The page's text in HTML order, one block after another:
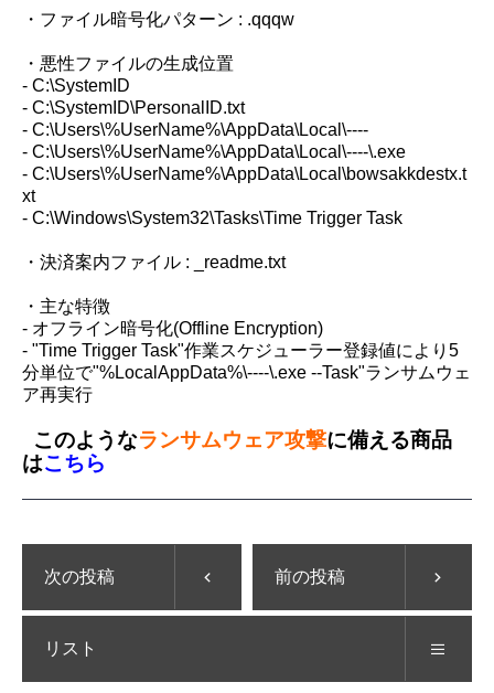
・ファイル暗号化パターン : .qqqw
・悪性ファイルの生成位置
- C:\SystemID
- C:\SystemID\PersonalID.txt
- C:\Users\%UserName%\AppData\Local\----
- C:\Users\%UserName%\AppData\Local\----\.exe
- C:\Users\%UserName%\AppData\Local\bowsakkdestx.t
xt
- C:\Windows\System32\Tasks\Time Trigger Task
・決済案内ファイル : _readme.txt
・主な特徴
- オフライン暗号化(Offline Encryption)
- "Time Trigger Task"作業スケジューラー登録値により5
分単位で"%LocalAppData%\----\.exe --Task"ランサムウェ
ア再実行
このようなランサムウェア攻撃に備える商品
はこちら
次の投稿 前の投稿
リスト